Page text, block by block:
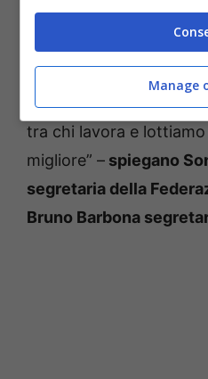
sul lavoro. È un
maggiore giustizia e
lavoro.
ogni parte d’Italia.
tra chi lavora e
migliore” – spiegano
segretaria della
Bruno Barbona
Manage